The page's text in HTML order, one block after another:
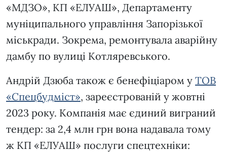
«МДЗО», КП «ЕЛУАШ», Департаменту
муніципального управління Запорізької
міськради. Зокрема, ремонтувала аварійну
дамбу по вулиці Котляревського.
Андрій Дзюба також є бенефіціаром у ТОВ
«Спецбудміст», зареєстрованій у жовтні
2023 року. Компанія має єдиний виграний
тендер: за 2,4 млн грн вона надавала тому
ж КП «ЕЛУАШ» послуги спецтехніки: